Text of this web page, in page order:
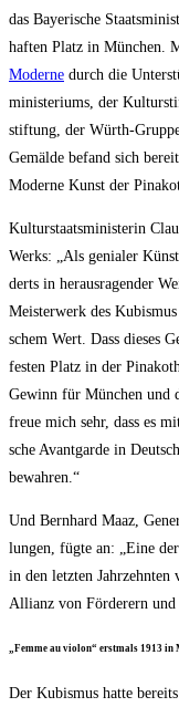
das Baye­ri­sche
haf­ten Platz in Mün­chen.
Moder­ne durch die
mi­nis­te­ri­ums, der
stif­tung, der Würth-
Gemäl­de befand sich
Moder­ne Kunst der
Kul­tur­staats­mi­nis­te­rin
Werks: „Als genia­ler
derts in her­aus­ra­gen­der
Meis­ter­werk des
schem Wert. Dass die­ses
fes­ten Platz in der
Gewinn für Mün­chen und
freue mich sehr, dass es
sche Avant­gar­de in
bewahren.“
Und Bern­hard Maaz,
lun­gen, füg­te an: „Eine
in den letz­ten Jahr­zehn­ten
Alli­anz von För­de­rern
„Femme au vio­lon“ erst­mals 1913 in
Der Kubis­mus hat­te